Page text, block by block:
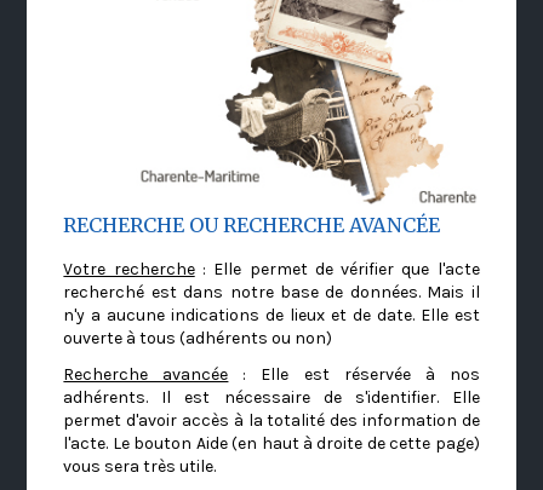
RECHERCHE OU RECHERCHE AVANCÉE
Votre recherche: Elle permet de vérifier que l'acte
recherché est dans notre base de données. Mais il
n'y a aucune indications de lieux et de date. Elle est
ouverte à tous (adhérents ou non)
Recherche avancée : Elle est réservée à nos
adhérents. Il est nécessaire de s'identifier. Elle
permet d'avoir accès à la totalité des information de
l'acte. Le bouton Aide (en haut à droite de cette page)
vous sera très utile.